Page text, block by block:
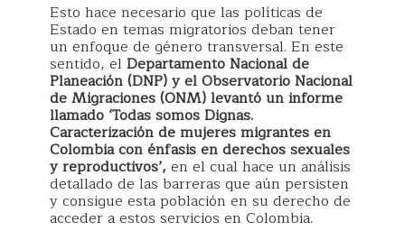
Esto hace necesario que las políticas de
Estado en temas migratorios deban tener
un enfoque de género transversal. En este
sentido, el Departamento Nacional de
Planeación (DNP) y el Observatorio Nacional
de Migraciones (ONM) levantó un informe
llamado ‘Todas somos Dignas.
Caracterización de mujeres migrantes en
Colombia con énfasis en derechos sexuales
y reproductivos’, en el cual hace un análisis
detallado de las barreras que aún persisten
y consigue esta población en su derecho de
acceder a estos servicios en Colombia.